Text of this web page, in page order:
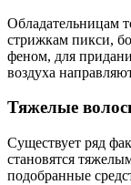
Обладательницам
стрижкам пикси,
феном, для
воздуха
Тяжелые
Существует ряд
становятся
подобранные